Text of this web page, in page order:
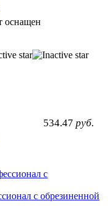
оснащен
534.47 руб.
с обрезиненной